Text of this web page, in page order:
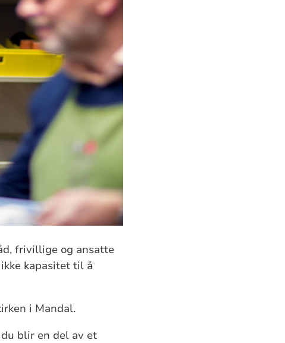
frivillige og ansatte
kapasitet til å
i Mandal.
blir en del av et